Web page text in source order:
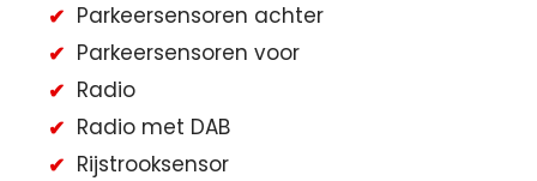
Parkeersensoren achter
Parkeersensoren voor
Radio
Radio met DAB
Rijstrooksensor